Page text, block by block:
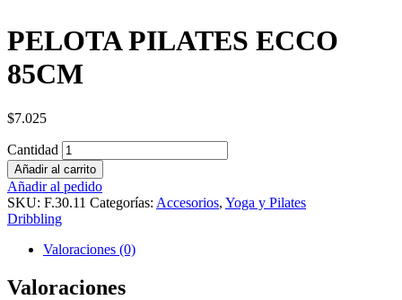
PELOTA PILATES ECCO
85CM
$7.025
Cantidad
Añadir al carrito
Añadir al pedido
SKU: F.30.11 Categorías: Accesorios, Yoga y Pilates
Dribbling
Valoraciones (0)
Valoraciones